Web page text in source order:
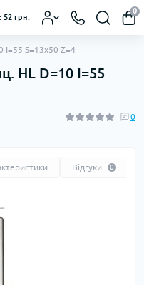
52 грн.
0
I=55 S=13x50 Z=4
HL D=10 I=55
0
Відгуки 0